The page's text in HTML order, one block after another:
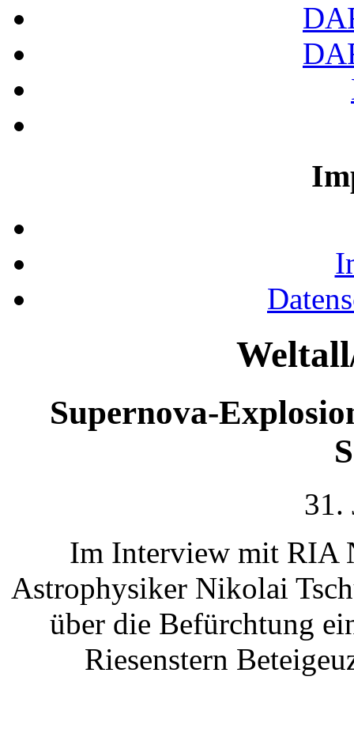
Supernova-
31.
Im Interview mit RIA
Astrophysiker Nikolai
über die Befürchtung
Riesenstern